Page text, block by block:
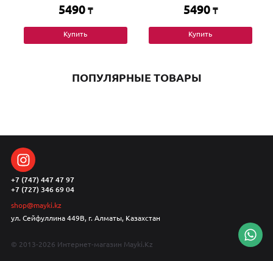
5490 ₸
Купить
5490 ₸
Купить
ПОПУЛЯРНЫЕ ТОВАРЫ
+7 (747) 447 47 97
+7 (727) 346 69 04
shop@mayki.kz
ул. Сейфуллина 449В, г. Алматы, Казахстан
© 2013-2026 Интернет-магазин Mayki.Kz